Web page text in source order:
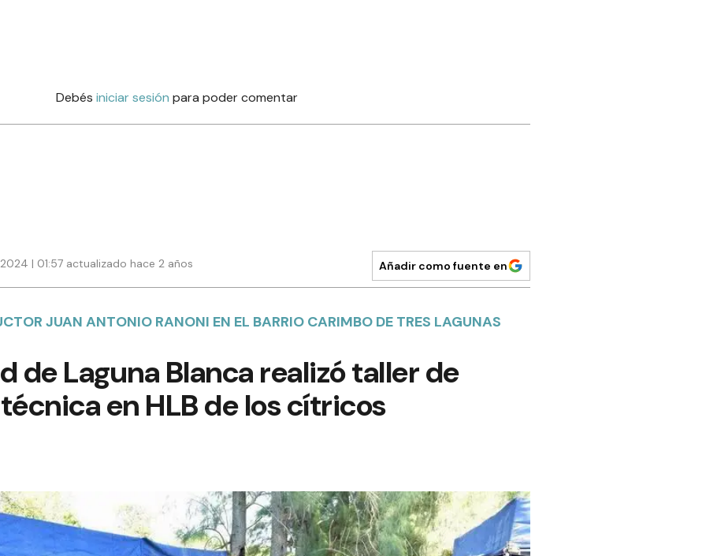
Debés iniciar sesión para poder comentar
| 01:57 actualizado hace 2 años Añadir como fuente en
JUAN ANTONIO RANONI EN EL BARRIO CARIMBO DE TRES LAGUNAS
de Laguna Blanca realizó taller de
en HLB de los cítricos